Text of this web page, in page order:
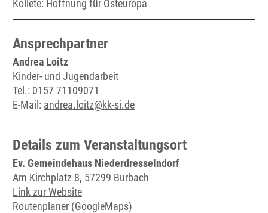
Kollete: Hoffnung für Osteuropa
Ansprechpartner
Andrea Loitz
Kinder- und Jugendarbeit
Tel.: 0157 71109071
E-Mail: andrea.loitz@kk-si.de
Details zum Veranstaltungsort
Ev. Gemeindehaus Niederdresselndorf
Am Kirchplatz 8, 57299 Burbach
Link zur Website
Routenplaner (GoogleMaps)